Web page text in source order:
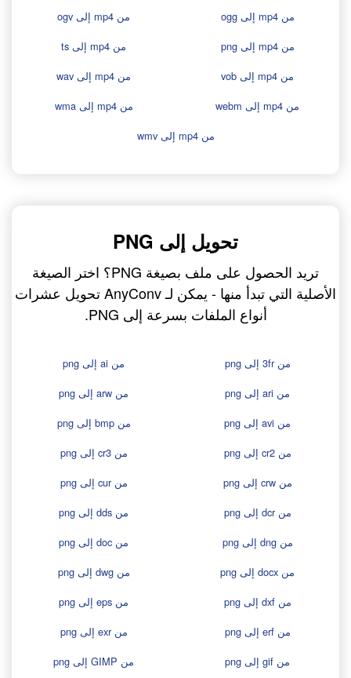
من mp4 إلى ogg
من mp4 إلى ogv
من mp4 إلى png
من mp4 إلى ts
من mp4 إلى vob
من mp4 إلى wav
من mp4 إلى webm
من mp4 إلى wma
من mp4 إلى wmv
تحويل إلى PNG
تريد الحصول على ملف بصيغة PNG؟ اختر الصيغة
الأصلية التي تبدأ منها - يمكن لـ AnyConv تحويل عشرات
أنواع الملفات بسرعة إلى PNG.
من 3fr إلى png
من ai إلى png
من ari إلى png
من arw إلى png
من avi إلى png
من bmp إلى png
من cr2 إلى png
من cr3 إلى png
من crw إلى png
من cur إلى png
من dcr إلى png
من dds إلى png
من dng إلى png
من doc إلى png
من docx إلى png
من dwg إلى png
من dxf إلى png
من eps إلى png
من erf إلى png
من exr إلى png
من gif إلى png
من GIMP إلى png